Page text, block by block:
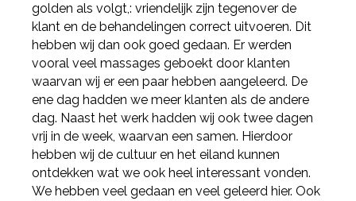
golden als volgt,: vriendelijk zijn tegenover de
klant en de behandelingen correct uitvoeren. Dit
hebben wij dan ook goed gedaan. Er werden
vooral veel massages geboekt door klanten
waarvan wij er een paar hebben aangeleerd. De
ene dag hadden we meer klanten als de andere
dag. Naast het werk hadden wij ook twee dagen
vrij in de week, waarvan een samen. Hierdoor
hebben wij de cultuur en het eiland kunnen
ontdekken wat we ook heel interessant vonden.
We hebben veel gedaan en veel geleerd hier. Ook